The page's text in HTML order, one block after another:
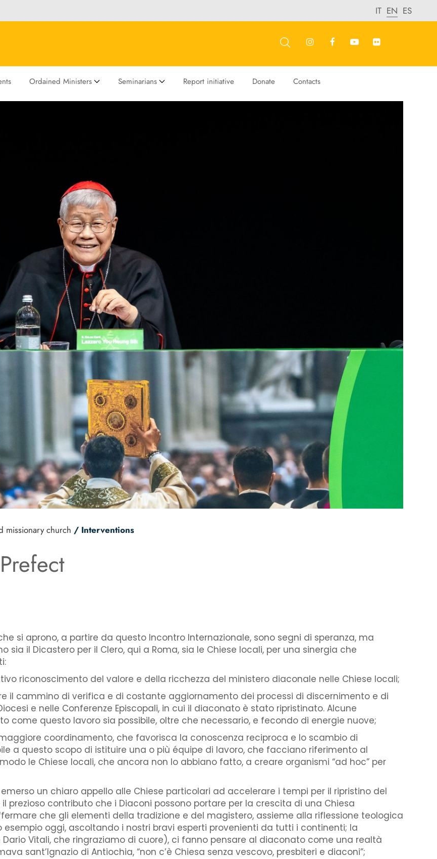
IT EN ES
Ordained Ministers Seminarians Report initiative Donate Contacts
missionary church / Interventions
si aprono, a partire da questo Incontro Internazionale, sono segni di speranza, ma
il Dicastero per il Clero, qui a Roma, sia le Chiese locali, per una sinergia che
riconoscimento del valore e della ricchezza del ministero diaconale nelle Chiese locali;
il cammino di verifica e di costante aggiornamento dei processi di discernimento e di
e nelle Conferenze Episcopali, in cui il diaconato è stato ripristinato. Alcune
questo lavoro sia possibile, oltre che necessario, e fecondo di energie nuove;
coordinamento, che favorisca la conoscenza reciproca e lo scambio di
a questo scopo di istituire una o più équipe di lavoro, che facciano riferimento al
le Chiese locali, che ancora non lo abbiano fatto, a creare organismi “ad hoc” per
un chiaro appello alle Chiese particolari ad accelerare i tempi per il ripristino del
prezioso contributo che i Diaconi possono portare per la crescita di una Chiesa
che gli elementi della tradizione e del magistero, assieme alla riflessione teologica
oggi, ascoltando i nostri bravi esperti provenienti da tutti i continenti; la
Dario Vitali, che ringraziamo di cuore), ci fanno pensare al diaconato come una realtà
sant’Ignazio di Antiochia, “non c’è Chiesa senza vescovo, presbiteri e diaconi”;